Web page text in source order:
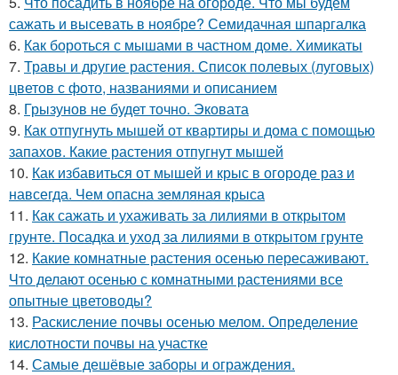
сажать и высевать в ноябре? Семидачная шпаргалка
6. Как бороться с мышами в частном доме. Химикаты
7. Травы и другие растения. Список полевых (луговых)
цветов с фото, названиями и описанием
8. Грызунов не будет точно. Эковата
9. Как отпугнуть мышей от квартиры и дома с помощью
запахов. Какие растения отпугнут мышей
10. Как избавиться от мышей и крыс в огороде раз и
навсегда. Чем опасна земляная крыса
11. Как сажать и ухаживать за лилиями в открытом
грунте. Посадка и уход за лилиями в открытом грунте
12. Какие комнатные растения осенью пересаживают.
Что делают осенью с комнатными растениями все
опытные цветоводы?
13. Раскисление почвы осенью мелом. Определение
кислотности почвы на участке
14. Самые дешёвые заборы и ограждения.